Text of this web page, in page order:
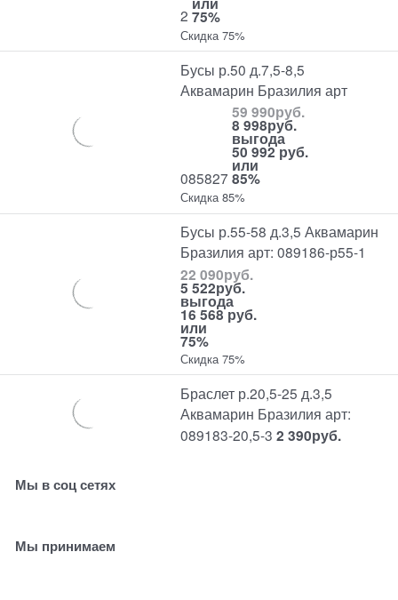
2 75%
Скидка 75%
Бусы р.50 д.7,5-8,5
Аквамарин Бразилия арт
085827
59 990руб.
8 998руб.
выгода
50 992 руб.
или
85%
Скидка 85%
Бусы р.55-58 д.3,5 Аквамарин
Бразилия арт: 089186-р55-1
22 090руб.
5 522руб.
выгода
16 568 руб.
или
75%
Скидка 75%
Браслет р.20,5-25 д.3,5
Аквамарин Бразилия арт:
089183-20,5-3 2 390руб.
Мы в соц сетях
Мы принимаем